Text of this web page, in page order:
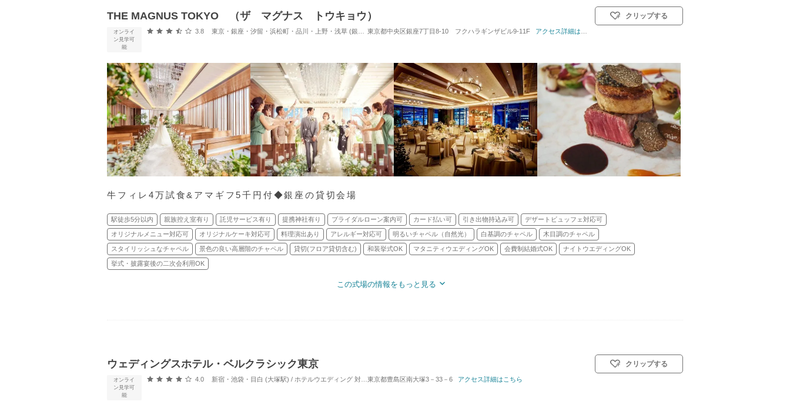
THE MAGNUS TOKYO （ザ マグナス トウキョウ）
オンライ
ン見学可
能
口コミ評価
3.8 東京・銀座・汐留・浜松町・品川・上野・浅草 (銀座駅) / 式場・ゲストハウス 対応人数: 着席：2名 ～ 128名 挙式スタイル: 教会式(キリスト教式)／人前式／仏前式
東京都中央区銀座7丁目8-10 フクハラギンザビル9-11F アクセス詳細はこちら
クリップする
牛フィレ4万試食&アマギフ5千円付◆銀座の貸切会場
駅徒歩5分以内 親族控え室有り 託児サービス有り 提携神社有り ブライダルローン案内可 カード払い可 引き出物持込み可 デザートビュッフェ対応可
オリジナルメニュー対応可 オリジナルケーキ対応可 料理演出あり アレルギー対応可 明るいチャペル（自然光） 白基調のチャペル 木目調のチャペル
スタイリッシュなチャペル 景色の良い高層階のチャペル 貸切(フロア貸切含む) 和装挙式OK マタニティウエディングOK 会費制結婚式OK ナイトウエディングOK
挙式・披露宴後の二次会利用OK
この式場の情報をもっと見る
ウェディングスホテル・ベルクラシック東京
オンライ
ン見学可
能
口コミ評価
4.0 新宿・池袋・目白 (大塚駅) / ホテルウエディング 対応人数: 着席：2名 ～ 180名 挙式スタイル: 教会式(キリスト教式)／神前式／人前式／仏前式
東京都豊島区南大塚3－33－6 アクセス詳細はこちら
クリップする